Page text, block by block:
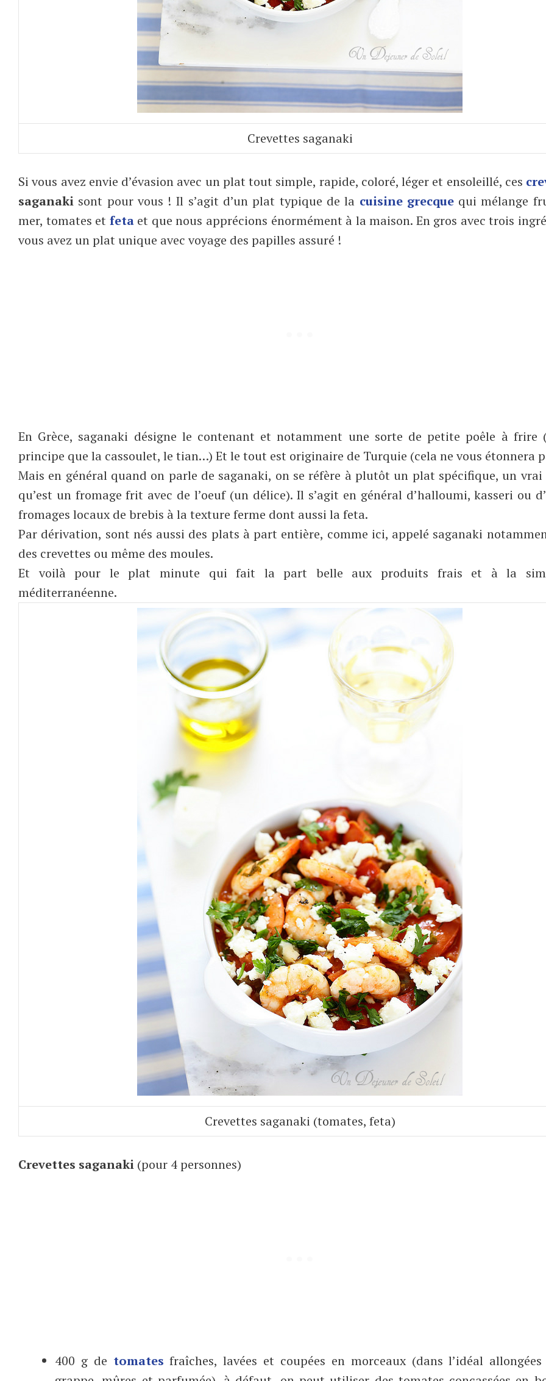
Crevettes saganaki
Si vous avez envie d’évasion avec un plat tout simple, rapide, coloré, léger et ensoleillé, ces
saganaki sont pour vous ! Il s’agit d’un plat typique de la cuisine grecquequi mélange
mer, tomates et fetaet que nous apprécions énormément à la maison. En gros avec trois
vous avez un plat unique avec voyage des papilles assuré !
En Grèce, saganaki désigne le contenant et notamment une sorte de petite poêle à frire
principe que la cassoulet, le tian…) Et le tout est originaire de Turquie (cela ne vous étonnera
Mais en général quand on parle de saganaki, on se réfère à plutôt un plat spécifique, un vrai
qu’est un fromage frit avec de l’oeuf (un délice). Il s’agit en général d’halloumi, kasseri ou
fromages locaux de brebis à la texture ferme dont aussi la feta.
Par dérivation, sont nés aussi des plats à part entière, comme ici, appelé saganaki
des crevettes ou même des moules.
Et voilà pour le plat minute qui fait la part belle aux produits frais et à la
méditerranéenne.
Crevettes saganaki (tomates, feta)
Crevettes saganaki (pour 4 personnes)
400 g de tomatesfraîches, lavées et coupées en morceaux (dans l’idéal